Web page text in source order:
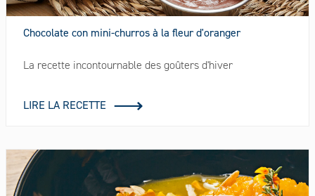
Chocolate con mini-churros à la fleur d'oranger
La recette incontournable des goûters d'hiver
LIRE LA RECETTE